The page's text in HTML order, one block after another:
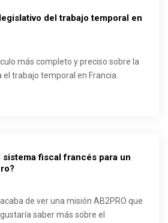
del trabajo temporal en
más completo y preciso sobre la
el trabajo temporal en Francia.
fiscal francés para un
de ver una misión AB2PRO que
saber más sobre el